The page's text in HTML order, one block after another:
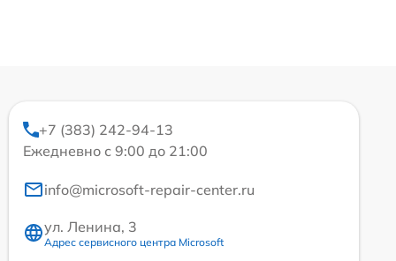
+7 (383) 242-94-13
Ежедневно с 9:00 до 21:00
info@microsoft-repair-center.ru
ул. Ленина, 3
Адрес сервисного центра Microsoft